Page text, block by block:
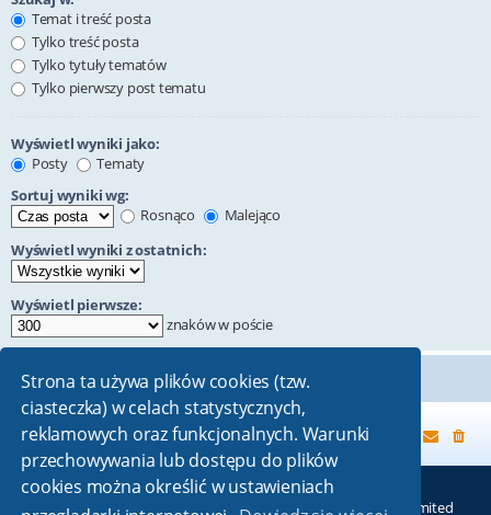
Strona ta używa plików cookies (tzw.
ciasteczka) w celach statystycznych,
reklamowych oraz funkcjonalnych. Warunki
przechowywania lub dostępu do plików
cookies można określić w ustawieniach
Temat i treść posta
Tylko treść posta
Tylko tytuły tematów
Tylko pierwszy post tematu
Wyświetl wyniki jako:
Posty
Tematy
Sortuj wyniki wg:
Rosnąco
Malejąco
Wyświetl wyniki z ostatnich:
Wyświetl pierwsze:
znaków w poście
Strona główna
Technologię dostarcza phpBB® Forum Software © phpBB Limited